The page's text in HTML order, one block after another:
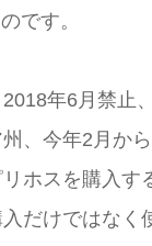
です。
年6月禁止、
、今年2月から
ホスを購入す
だけではなく